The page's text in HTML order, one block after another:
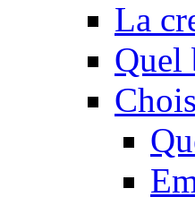
La
Quel